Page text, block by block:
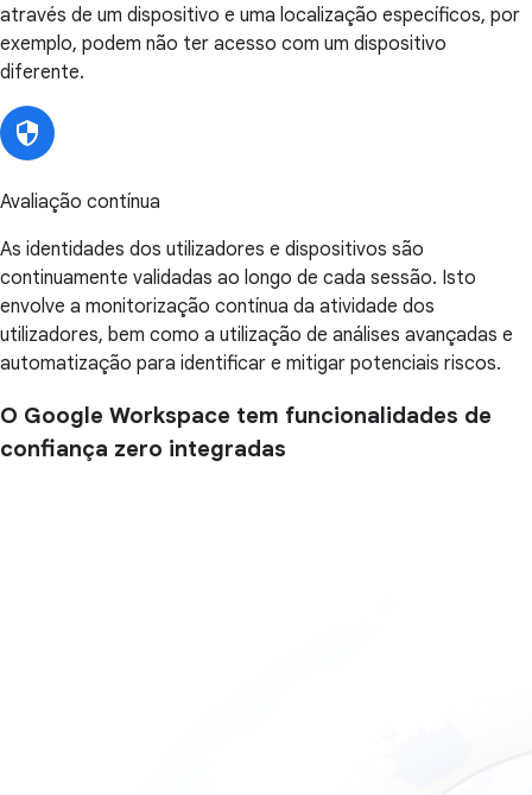
através de um dispositivo e uma localização específicos, por
exemplo, podem não ter acesso com um dispositivo
diferente.
Avaliação contínua
As identidades dos utilizadores e dispositivos são
continuamente validadas ao longo de cada sessão. Isto
envolve a monitorização contínua da atividade dos
utilizadores, bem como a utilização de análises avançadas e
automatização para identificar e mitigar potenciais riscos.
O Google Workspace tem funcionalidades de
confiança zero integradas